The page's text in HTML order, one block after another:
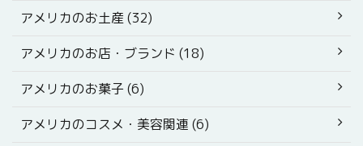
アメリカのお土産 (32)
アメリカのお店・ブランド (18)
アメリカのお菓子 (6)
アメリカのコスメ・美容関連 (6)